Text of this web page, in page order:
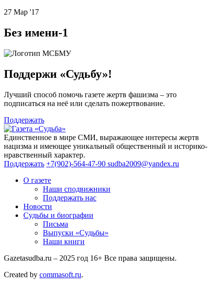
27 Мар '17
Без имени-1
Поддержи «Судьбу»!
Лучший способ помочь газете жертв фашизма – это
подписаться на неё или сделать пожертвование.
Поддержать
Единственное в мире СМИ, выражающее интересы жертв
нацизма и имеющее уникальный общественный и историко-
нравственный характер.
Поддержать +7(902)-564-47-90 sudba2009@yandex.ru
О газете
Наши сподвижники
Поддержать нас
Новости
Судьбы и биографии
Письма
Выпуски «Судьбы»
Наши книги
Gazetasudba.ru – 2025 год 16+ Все права защищены.
Created by commasoft.ru.